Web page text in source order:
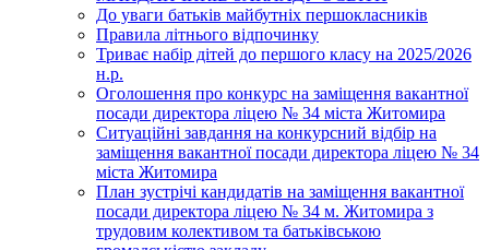
До уваги батьків майбутніх першокласників
Правила літнього відпочинку
Триває набір дітей до першого класу на 2025/2026
н.р.
Оголошення про конкурс на заміщення вакантної
посади директора ліцею № 34 міста Житомира
Ситуаційні завдання на конкурсний відбір на
заміщення вакантної посади директора ліцею № 34
міста Житомира
План зустрічі кандидатів на заміщення вакантної
посади директора ліцею № 34 м. Житомира з
трудовим колективом та батьківською